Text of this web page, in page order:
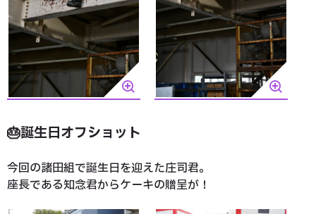
🎂誕生日オフショット
今回の諸田組で誕生日を迎えた庄司君。
座長である知念君からケーキの贈呈が！